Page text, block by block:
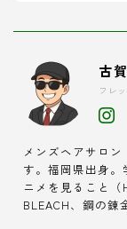
古
フレ
メンズヘアサロン
す。福岡県出身
ニメを見ること（
BLEACH、鋼の錬